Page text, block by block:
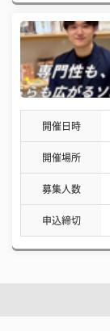
開催日時
開催場所
募集人数
申込締切